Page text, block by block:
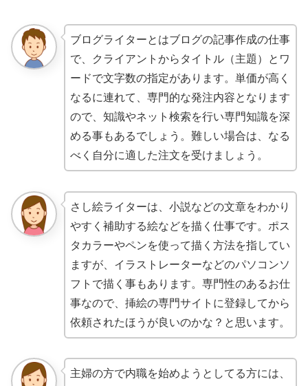
ブログライターとはブログの記事作成の仕事
で、クライアントからタイトル（主題）とワ
ードで文字数の指定があります。単価が高く
なるに連れて、専門的な発注内容となります
ので、知識やネット検索を行い専門知識を深
める事もあるでしょう。難しい場合は、なる
べく自分に適した注文を受けましょう。
さし絵ライターは、小説などの文章をわかり
やすく補助する絵などを描く仕事です。ポス
タカラーやペンを使って描く方法を指してい
ますが、イラストレーターなどのパソコンソ
フトで描く事もあります。専門性のあるお仕
事なので、挿絵の専門サイトに登録してから
依頼されたほうが良いのかな？と思います。
主婦の方で内職を始めようとしてる方には、